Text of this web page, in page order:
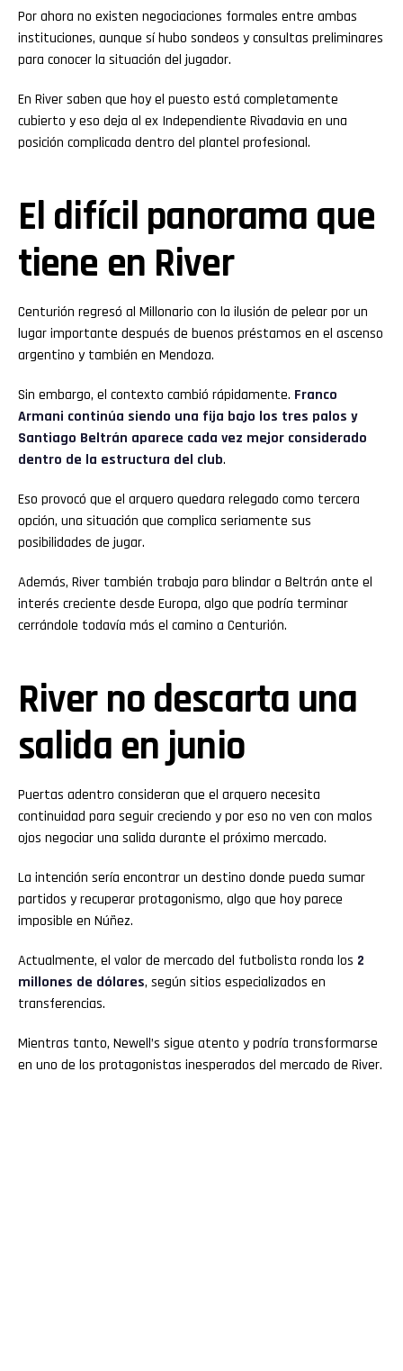
Por ahora no existen negociaciones formales entre ambas
instituciones, aunque sí hubo sondeos y consultas preliminares
para conocer la situación del jugador.
En River saben que hoy el puesto está completamente
cubierto y eso deja al ex Independiente Rivadavia en una
posición complicada dentro del plantel profesional.
El difícil panorama que
tiene en River
Centurión regresó al Millonario con la ilusión de pelear por un
lugar importante después de buenos préstamos en el ascenso
argentino y también en Mendoza.
Sin embargo, el contexto cambió rápidamente. Franco
Armani continúa siendo una fija bajo los tres palos y
Santiago Beltrán aparece cada vez mejor considerado
dentro de la estructura del club.
Eso provocó que el arquero quedara relegado como tercera
opción, una situación que complica seriamente sus
posibilidades de jugar.
Además, River también trabaja para blindar a Beltrán ante el
interés creciente desde Europa, algo que podría terminar
cerrándole todavía más el camino a Centurión.
River no descarta una
salida en junio
Puertas adentro consideran que el arquero necesita
continuidad para seguir creciendo y por eso no ven con malos
ojos negociar una salida durante el próximo mercado.
La intención sería encontrar un destino donde pueda sumar
partidos y recuperar protagonismo, algo que hoy parece
imposible en Núñez.
Actualmente, el valor de mercado del futbolista ronda los 2
millones de dólares, según sitios especializados en
transferencias.
Mientras tanto, Newell’s sigue atento y podría transformarse
en uno de los protagonistas inesperados del mercado de River.